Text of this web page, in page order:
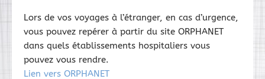
Lors de vos voyages à l’étranger, en cas d’urgence,
vous pouvez repérer à partir du site ORPHANET
dans quels établissements hospitaliers vous
pouvez vous rendre.
Lien vers ORPHANET